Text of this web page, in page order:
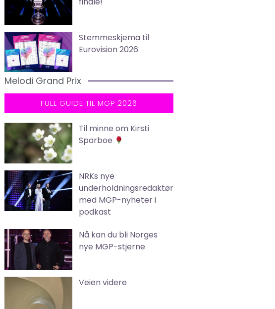
Stemmeskjema til
Eurovision 2026
Melodi Grand Prix
FULL GUIDE TIL MGP 2026
Til minne om Kirsti
Sparboe
NRKs nye
underholdningsredaktør
med MGP-nyheter i
podkast
Nå kan du bli Norges
nye MGP-stjerne
Veien videre